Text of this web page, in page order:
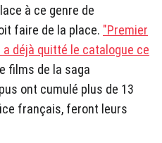
à ce genre de
faire de la place. "Premier
déjà quitté le catalogue ce
films de la saga
ont cumulé plus de 13
français, feront leurs